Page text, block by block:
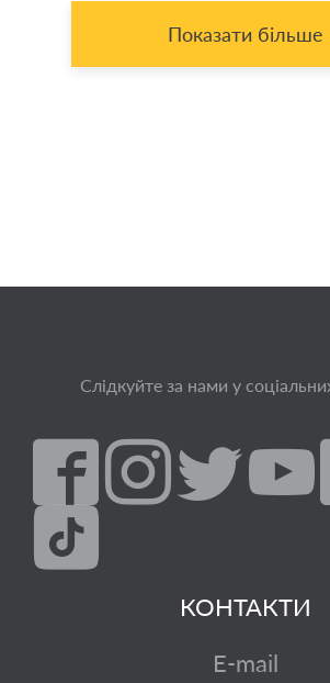
Показати більше
Слідкуйте за нами у
КОНТАКТИ
E-mail